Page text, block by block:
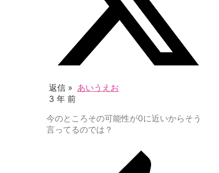
返信 » あいうえお
3 年 前
今のところその可能性が0に近いからそう
言ってるのでは？